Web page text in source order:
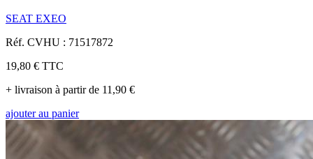
SEAT EXEO
Réf. CVHU : 71517872
19,80 € TTC
+ livraison à partir de 11,90 €
ajouter au panier